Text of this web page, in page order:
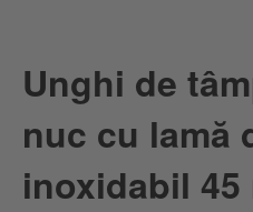
Unghi de
nuc cu lamă
inoxidabil 45